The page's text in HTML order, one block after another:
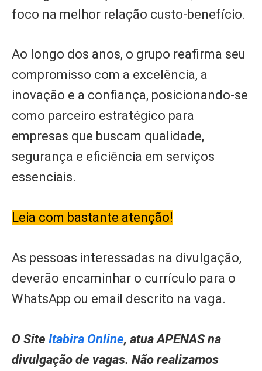
foco na melhor relação custo-benefício.
Ao longo dos anos, o grupo reafirma seu
compromisso com a excelência, a
inovação e a confiança, posicionando-se
como parceiro estratégico para
empresas que buscam qualidade,
segurança e eficiência em serviços
essenciais.
Leia com bastante atenção!
As pessoas interessadas na divulgação,
deverão encaminhar o currículo para o
WhatsApp ou email descrito na vaga.
O Site Itabira Online, atua APENAS na
divulgação de vagas. Não realizamos